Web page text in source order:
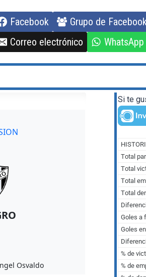
Facebook Grupo de Facebook
Correo electrónico
Osvaldo
Si te